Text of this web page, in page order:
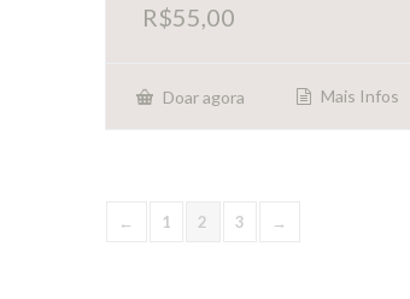
R$55,00
Doar agora Mais Infos
← 1 2 3 →